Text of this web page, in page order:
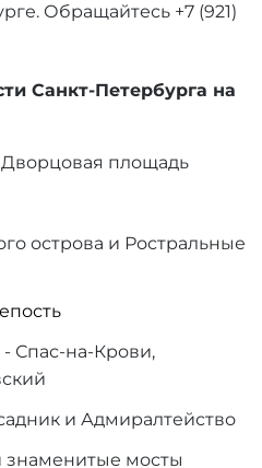
Обращайтесь +7 (921)
Санкт-Петербурга на
площадь
острова и Ростральные
Спас-на-Крови,
и Адмиралтейство
мосты